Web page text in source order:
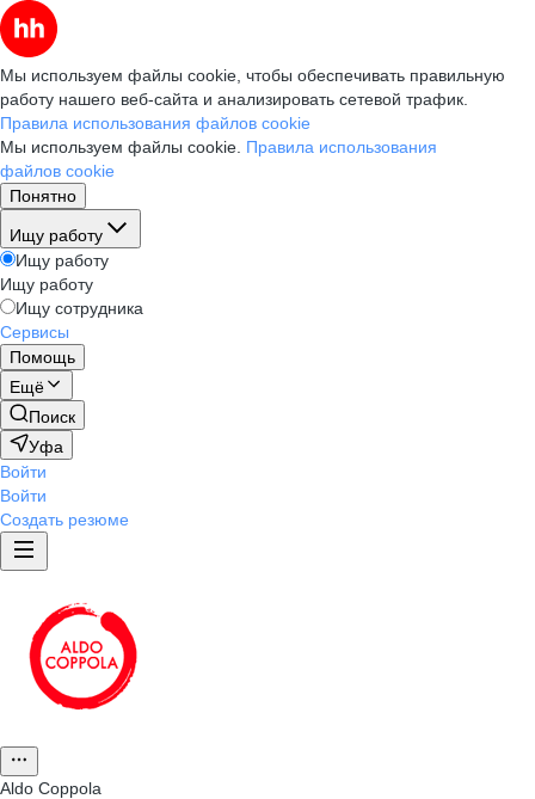
Мы используем файлы cookie, чтобы обеспечивать правильную
работу нашего веб-сайта и анализировать сетевой трафик.
Правила использования файлов cookie
Мы используем файлы cookie. Правила использования
файлов cookie
Понятно
Ищу работу
Ищу работу
Ищу работу
Ищу сотрудника
Сервисы
Помощь
Ещё
Поиск
Уфа
Войти
Войти
Создать резюме
Aldo Coppola